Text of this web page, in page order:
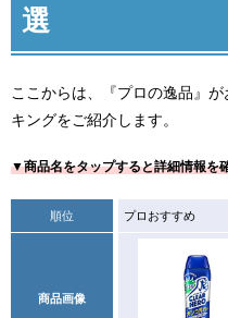
選
ここからは、『プロの逸品』
キングをご紹介します。
▼商品名をタップすると詳細情報を
順位 プロおすすめ
商品画像